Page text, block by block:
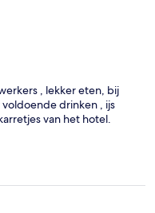
, lekker eten, bij
drinken , ijs
van het hotel.